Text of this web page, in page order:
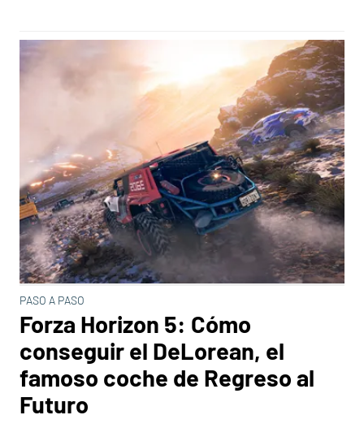
PASO A PASO
Forza Horizon 5: Cómo
conseguir el DeLorean, el
famoso coche de Regreso al
Futuro